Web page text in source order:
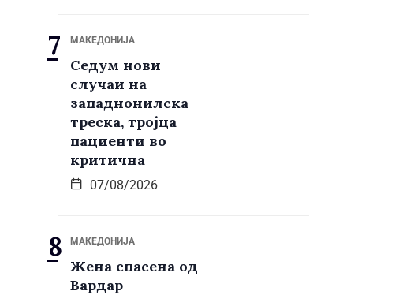
МАКЕДОНИЈА
Седум нови
случаи на
западнонилска
треска, тројца
пациенти во
критична
07/08/2026
МАКЕДОНИЈА
Жена спасена од
Вардар